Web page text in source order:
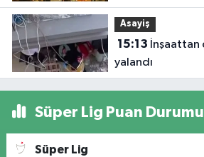
Asayiş
15:13
yalandı
Süper Lig Puan Durumu
Süper Lig